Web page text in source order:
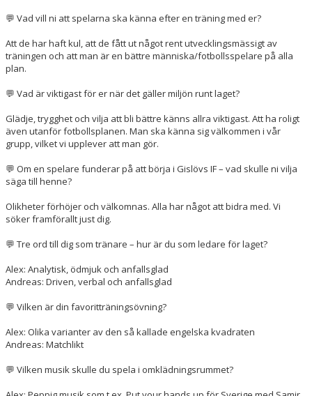
💬 Vad vill ni att spelarna ska känna efter en träning med er?
Att de har haft kul, att de fått ut något rent utvecklingsmässigt av
träningen och att man är en bättre människa/fotbollsspelare på alla
plan.
💬 Vad är viktigast för er när det gäller miljön runt laget?
Glädje, trygghet och vilja att bli bättre känns allra viktigast. Att ha roligt
även utanför fotbollsplanen. Man ska känna sig välkommen i vår
grupp, vilket vi upplever att man gör.
💬 Om en spelare funderar på att börja i Gislövs IF – vad skulle ni vilja
säga till henne?
Olikheter förhöjer och välkomnas. Alla har något att bidra med. Vi
söker framförallt just dig.
💬 Tre ord till dig som tränare – hur är du som ledare för laget?
Alex: Analytisk, ödmjuk och anfallsglad
Andreas: Driven, verbal och anfallsglad
💬 Vilken är din favoritträningsövning?
Alex: Olika varianter av den så kallade engelska kvadraten
Andreas: Matchlikt
💬 Vilken musik skulle du spela i omklädningsrummet?